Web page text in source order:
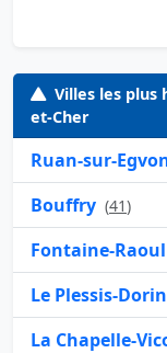
Villes les plus
et-Cher
Ruan-sur-
Bouffry (41)
Fontaine-Raoul
Le Plessis-Dorin
La Chapelle-